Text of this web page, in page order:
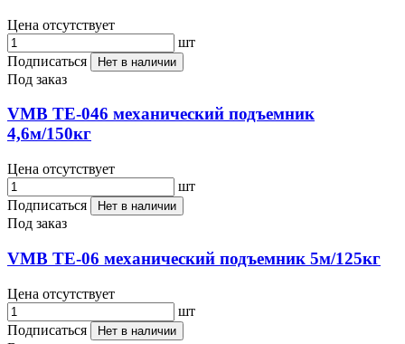
Цена отсутствует
шт
Подписаться
Нет в наличии
Под заказ
VMB TE-046 механический подъемник
4,6м/150кг
Цена отсутствует
шт
Подписаться
Нет в наличии
Под заказ
VMB TE-06 механический подъемник 5м/125кг
Цена отсутствует
шт
Подписаться
Нет в наличии